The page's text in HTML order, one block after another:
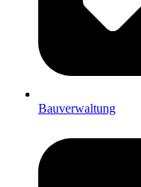
Bauverwaltung